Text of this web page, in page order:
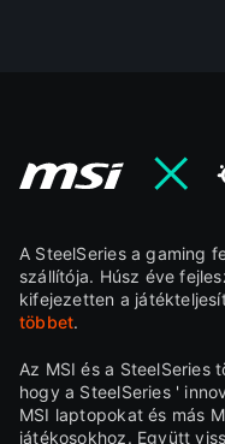
A SteelSeries a gaming
szállítója. Húsz éve
kifejezetten a
többet.
Az MSI és a SteelSeries
hogy a SteelSeries '
MSI laptopokat és más
játékosokhoz. Együtt